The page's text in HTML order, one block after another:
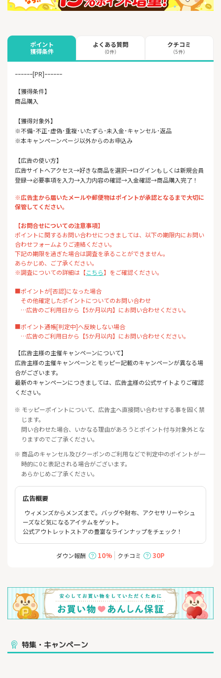
ポイント
獲得条件
よくある質問
（0件）
クチコミ
（5件）
ｰｰｰｰｰｰ[PR]ｰｰｰｰｰｰ
【獲得条件】
商品購入
【獲得対象外】
※不備･不正･虚偽･重複･いたずら･未入金･キャンセル･返品
※本キャンペーンページ以外からのお申込み
【広告の使い方】
広告サイトへアクセス→好きな商品を選択→ログインもしくは新規会員
登録→必要事項を入力→入力内容の確認→入金確認→商品購入完了！
※広告主から届いたメールや郵便物はポイントが承認となるまで大切に
保管してください。
【お問合せについての注意事項】
ポイントに関するお問い合わせにつきましては、以下の期限内にお問い
合わせフォームよりご連絡ください。
下記の期限を過ぎた場合は調査を承ることができません。
あらかじめ、ご了承ください。
※調査についての詳細は【こちら】をご確認ください。
■ポイントが[否認]になった場合
その他確定したポイントについてのお問い合わせ
…広告のご利用日から【5か月以内】にお問い合わせください。
■ポイント通帳[判定中]へ反映しない場合
…広告のご利用日から【5か月以内】にお問い合わせください。
【広告主様の主催キャンペーンについて】
広告主様の主催キャンペーンとモッピー記載のキャンペーンが異なる場
合がございます。
最新のキャンペーンにつきましては、広告主様の公式サイトよりご確認
ください。
※ モッピーポイントについて、広告主へ直接問い合わせする事を固く禁
じます。
問い合わせた場合、いかなる理由があろうとポイント付与対象外とな
りますのでご了承ください。
※ 商品のキャンセル及びクーポンのご利用などで判定中のポイントが一
時的に0と表記される場合がございます。
あらかじめご了承ください。
広告概要
ウィメンズからメンズまで。バッグや財布、アクセサリーやシュ
ーズなど気になるアイテムをゲット。
公式アウトレットストアの豊富なラインナップをチェック！
ダウン報酬 10% クチコミ 30P
特集・キャンペーン